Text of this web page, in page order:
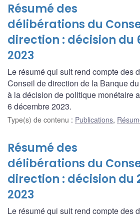
Résumé des
délibérations du
direction : décision du
2023
Le résumé qui suit rend compte des
Conseil de direction de la Banque
à la décision de politique monétaire
6 décembre 2023.
Type(s) de contenu : Publications,
Résumé des
délibérations du
direction : décision du
2023
Le résumé qui suit rend compte des